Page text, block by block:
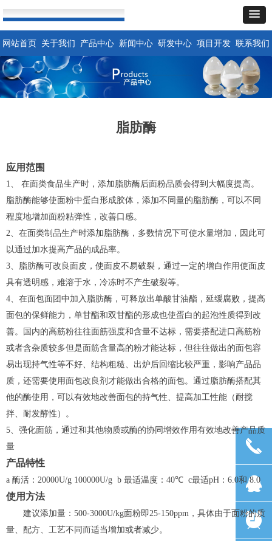
网站首页 关于我们 产品中心 新闻中心 研发中心 项目开发 联系我们
脂肪酶
应用范围
1、
在面类食品生产时，添加脂肪酶后面粉品质会得到大幅度提高。
脂肪酶能够使面粉中蛋白形成胶体，添加不同量的脂肪酶，可以不同
程度地增加面粉粘弹性，改善口感。
2、在面类制品生产时添加脂肪酶，多数情况下可使水量增加，因此可
以通过加水提高产品的成品率。
3、脂肪酶可改良面皮，使面皮不易破裂，通过一定的增白作用使面皮
具有透明感，难溶于水，冷冻时不产生破裂等。
4、在面包面团中加入脂肪酶，可释放出单酸甘油酯，延缓腐败，提高
面包的保鲜能力，单甘酯和双甘酯的形成也使蛋白的起泡性质得到改
善。国内的高筋粉往往面筋强度和含量不达标，需要搭配进口高筋粉
或者含杂质较多但是面筋含量高的粉才能达标，但往往做出的面包容
易出现持气性等不好、结构粗糙、出炉后回缩比较严重，影响产品品
质，还需要使用面包改良剂才能做出合格的面包。通过脂肪酶搭配其
他的酶使用，可以有效地改善面包的持气性、提高加工性能（耐搅
拌、耐发酵性）。
5、强化面筋，通过和其他物质或酶的协同增效作用有效地改善产品质
量
产品特性
a 酶活： 20000U/g 100000U/g b 最适温度： 40℃ c最适pH ： 6.0和 8.0
使用方法
建议添加量： 500-3000U/kg面粉即25-150ppm ，具体由于面粉的质
量、配方、工艺不同而适当增加或者减少。
끅
뀩
뀥